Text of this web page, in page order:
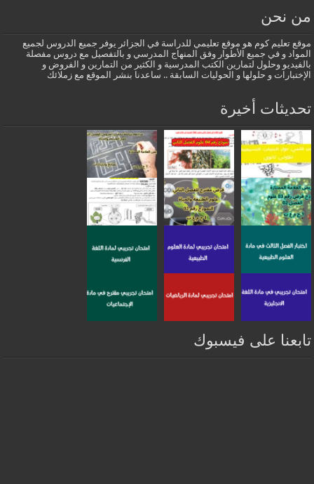
من نحن
موقع تعليم كوم هو موقع تعليمي للدراسة في الجزائر يوفر جميع الدروس لجميع
المواد و في جميع الأطوار وفق المنهاج المدرسي و بالتفصيل مع دروس مفصلة
بالفيديو وحلول لتمارين الكتب المدرسية و الكثير من التمارين و الفروض و
الإختبارات و حلولها و الحوليات السابقة .. ساعدنا بنشر الموقع مع زملائك
تحديثات أخيرة
تابعنا على فيسبوك